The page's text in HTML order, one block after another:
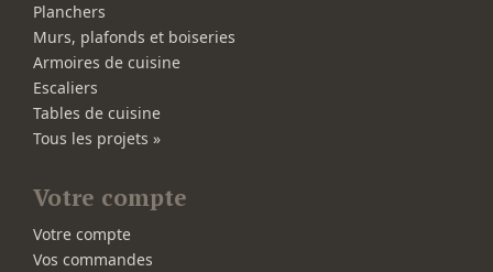
Planchers
Murs, plafonds et boiseries
Armoires de cuisine
Escaliers
Tables de cuisine
Tous les projets »
Votre compte
Votre compte
Vos commandes